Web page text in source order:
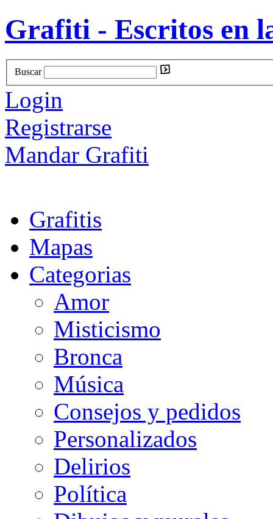
Grafiti - Escritos en
Buscar
Login
Registrarse
Mandar Grafiti
Grafitis
Mapas
Categorias
Amor
Misticismo
Bronca
Música
Consejos y pedidos
Personalizados
Delirios
Política